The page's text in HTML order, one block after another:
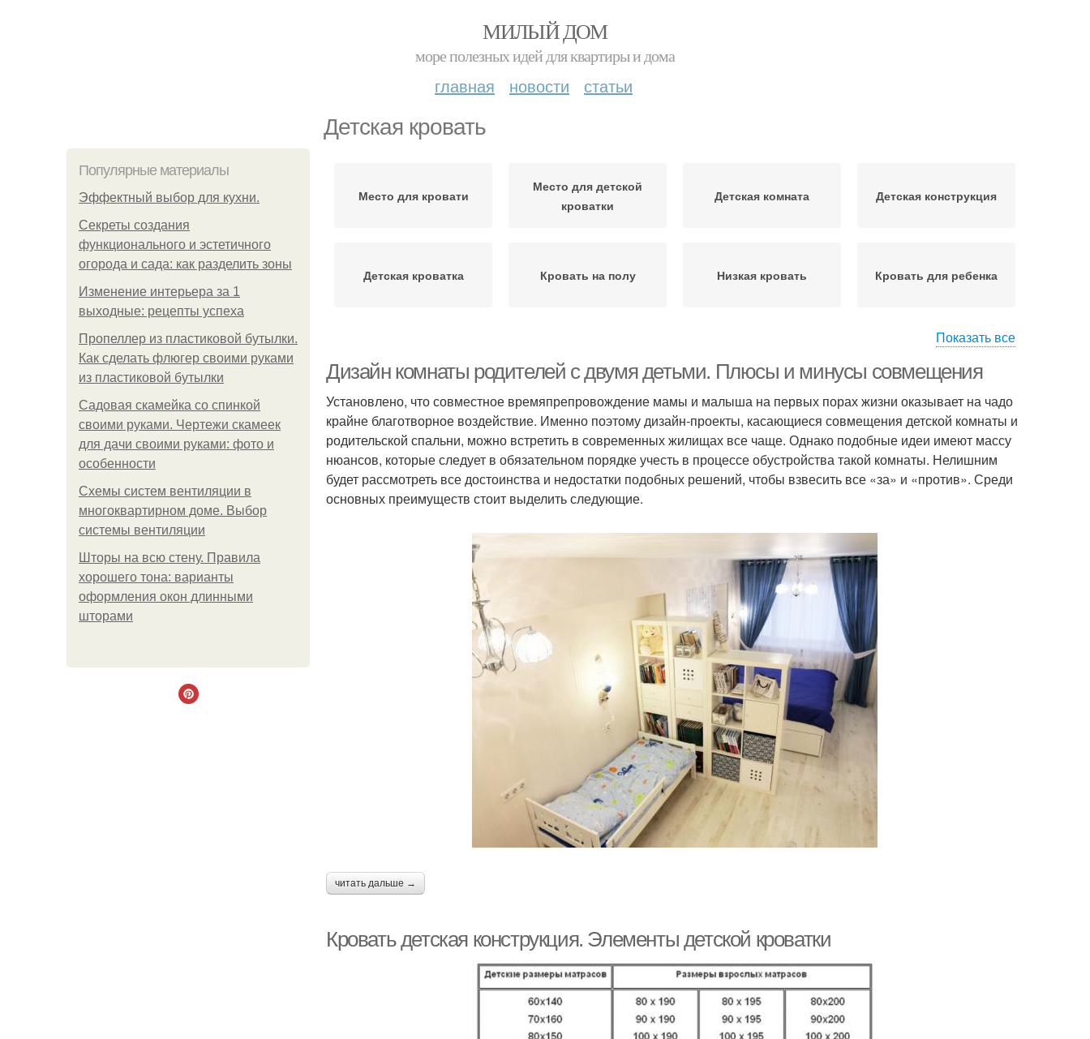
МИЛЫЙ ДОМ
море полезных идей для квартиры и дома
главная новости статьи
Детская кровать
Популярные материалы
Эффектный выбор для кухни.
Секреты создания
функционального и эстетичного
огорода и сада: как разделить зоны
Изменение интерьера за 1
выходные: рецепты успеха
Пропеллер из пластиковой бутылки.
Как сделать флюгер своими руками
из пластиковой бутылки
Садовая скамейка со спинкой
своими руками. Чертежи скамеек
для дачи своими руками: фото и
особенности
Схемы систем вентиляции в
многоквартирном доме. Выбор
системы вентиляции
Шторы на всю стену. Правила
хорошего тона: варианты
оформления окон длинными
шторами
Место для кровати
Место для детской
кроватки
Детская комната Детская конструкция
Детская кроватка Кровать на полу Низкая кровать Кровать для ребенка
кровати
Кровать для подростка Подростковая кровать
Кровать с выдвижными
ящиками
Показать все
Дизайн комнаты родителей с двумя детьми. Плюсы и минусы совмещения
Установлено, что совместное времяпрепровождение мамы и малыша на первых порах жизни оказывает на чадо
крайне благотворное воздействие. Именно поэтому дизайн-проекты, касающиеся совмещения детской комнаты и
родительской спальни, можно встретить в современных жилищах все чаще. Однако подобные идеи имеют массу
нюансов, которые следует в обязательном порядке учесть в процессе обустройства такой комнаты. Нелишним
будет рассмотреть все достоинства и недостатки подобных решений, чтобы взвесить все «за» и «против». Среди
основных преимуществ стоит выделить следующие.
читать дальше →
Кровать детская конструкция. Элементы детской кроватки